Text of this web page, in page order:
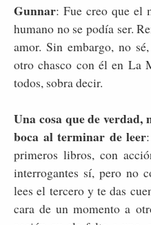
Gunnar: Fue creo que el
humano no se podía ser.
amor. Sin embargo, no
otro chasco con él en La
todos, sobra decir.
Una cosa que de verdad,
boca al terminar de leer
primeros libros, con
interrogantes sí, pero no
lees el tercero y te das
cara de un momento a